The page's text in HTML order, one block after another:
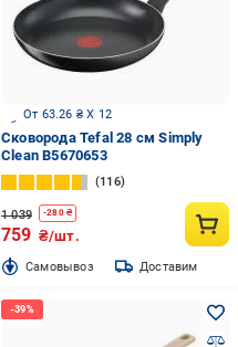
От 63.26 ₴ X 12
Сковорода Tefal 28 см Simply
Clean B5670653
116
1 039 -280₴
759 ₴/шт.
Cамовывоз Доставим